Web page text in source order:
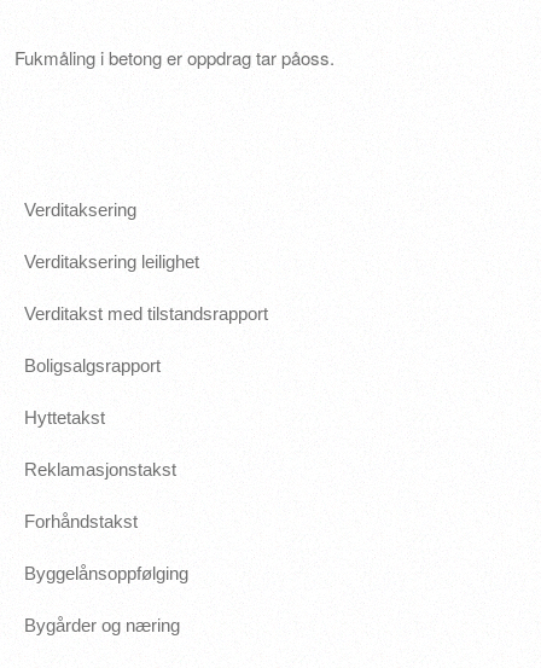
Fukmåling i betong er oppdrag tar påoss.
Verditaksering
Verditaksering leilighet
Verditakst med tilstandsrapport
Boligsalgsrapport
Hyttetakst
Reklamasjonstakst
Forhåndstakst
Byggelånsoppfølging
Bygårder og næring